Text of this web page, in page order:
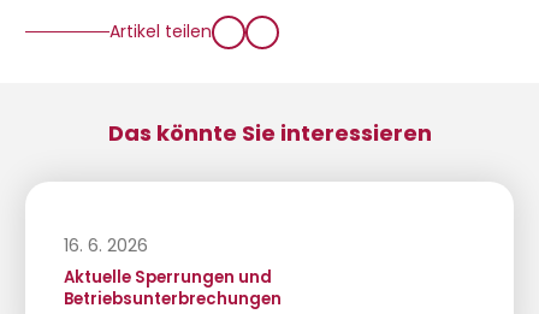
Artikel teilen
Das könnte Sie interessieren
16. 6. 2026
Aktuelle Sperrungen und
Betriebsunterbrechungen